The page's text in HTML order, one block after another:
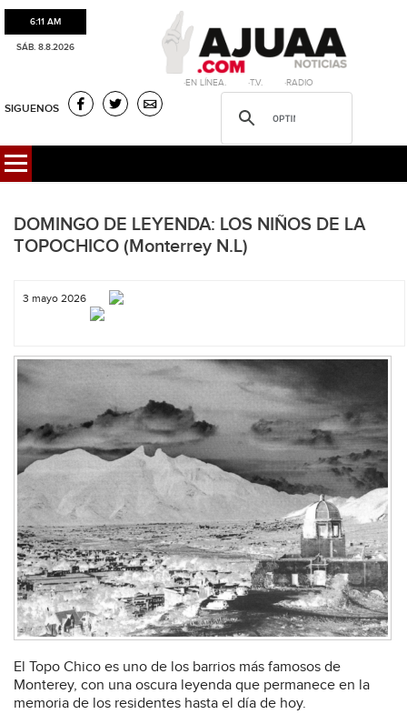
6:11 AM
SÁB. 8.8.2026
·EN LÍNEA. ·T.V. ·RADIO
SIGUENOS
DOMINGO DE LEYENDA: LOS NIÑOS DE LA
TOPOCHICO (Monterrey N.L)
3 mayo 2026
El Topo Chico es uno de los barrios más famosos de
Monterey, con una oscura leyenda que permanece en la
memoria de los residentes hasta el día de hoy.